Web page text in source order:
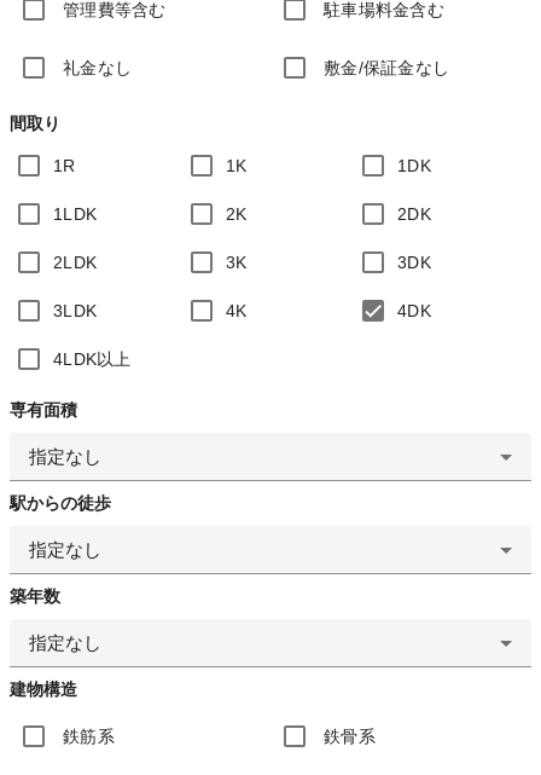
管理費等含む 駐車場料金含む
礼金なし 敷金/保証金なし
間取り
1R 1K 1DK
1LDK 2K 2DK
2LDK 3K 3DK
3LDK 4K 4DK
4LDK以上
専有面積
指定なし
駅からの徒歩
指定なし
築年数
指定なし
建物構造
鉄筋系 鉄骨系